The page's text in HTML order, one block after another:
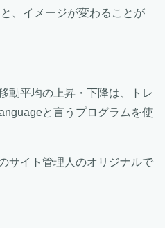
、イメージが変わることが
動平均の上昇・下降は、トレ
と言うプログラムを使
サイト管理人のオリジナルで